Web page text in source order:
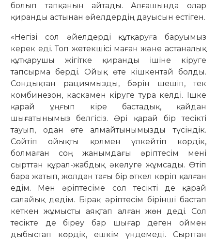
болып тапқанын айтады. Алғашында олар
қиранды астынан әйелдердің дауысын естіген.
«Негізі сол әйелдерді құтқаруға баруымыз
керек еді. Топ жетекшісі маған және астаналық
құтқарушы жігітке қиранды ішіне кіруге
тапсырма берді. Ойық өте кішкентай болды.
Сондықтан рациямызды, бәрін шешіп, тек
комбинезон, каскамен кіруге тура келді. Ішке
қарай ұңғып кіре бастадық, қайдан
шығатынымыз белгісіз. Әрі қарай бір тесікті
тауып, одан өте алмайтынымызды түсіндік.
Сөйтіп ойықты қолмен үлкейтіп көрдік,
болмаған соң жанымдағы әріптесім мені
сырттан құрал-жабдық әкелуге жұмсады. Өтіп
бара жатып, жолдан тағы бір өткел көріп қалған
едім. Мен әріптесіме сол тесікті де қарай
салайық дедім. Бірақ әріптесім бірінші бастап
кеткен жұмысты аяқтап алған жөн деді. Сол
тесікте де біреу бар шығар деген оймен
дыбыстап көрдік, ешкім үндемеді. Сырттан